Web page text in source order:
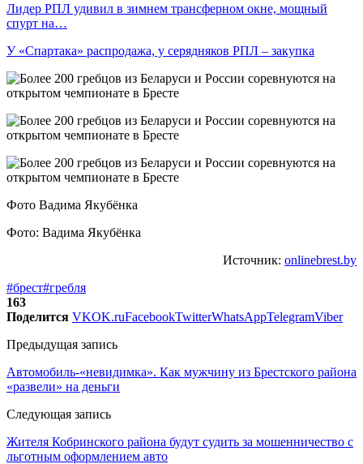
Лидер РПЛ удивил в зимнем трансферном окне, мощный
спурт на…
У «Спартака» распродажа, у серядняков РПЛ – закупка
Фото Вадима Якубёнка
Фото: Вадима Якубёнка
Источник: onlinebrest.by
#брест#гребля
163
Поделится VKOK.ruFacebookTwitterWhatsAppTelegramViber
Предыдущая запись
Автомобиль-«невидимка». Как мужчину из Брестского района
«развели» на деньги
Следующая запись
Жителя Кобринского района будут судить за мошенничество с
льготным оформлением авто